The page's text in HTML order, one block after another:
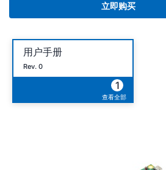
立即购买
用户手册
Rev. 0
1
查看全部